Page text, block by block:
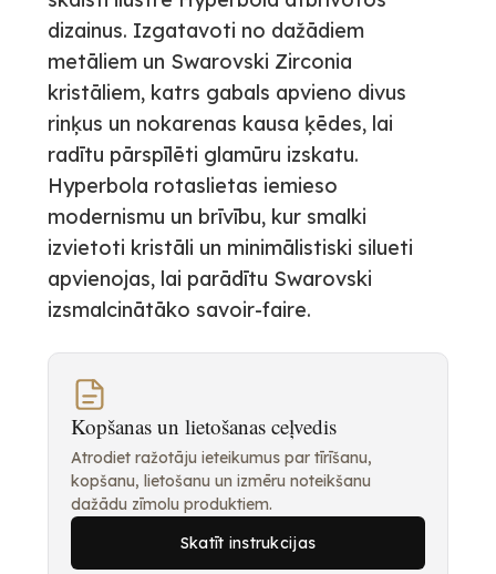
dizainus. Izgatavoti no dažādiem
metāliem un Swarovski Zirconia
kristāliem, katrs gabals apvieno divus
rinķus un nokarenas kausa ķēdes, lai
radītu pārspīlēti glamūru izskatu.
Hyperbola rotaslietas iemieso
modernismu un brīvību, kur smalki
izvietoti kristāli un minimālistiski silueti
apvienojas, lai parādītu Swarovski
izsmalcinātāko savoir-faire.
Kopšanas un lietošanas ceļvedis
Atrodiet ražotāju ieteikumus par tīrīšanu,
kopšanu, lietošanu un izmēru noteikšanu
dažādu zīmolu produktiem.
Skatīt instrukcijas